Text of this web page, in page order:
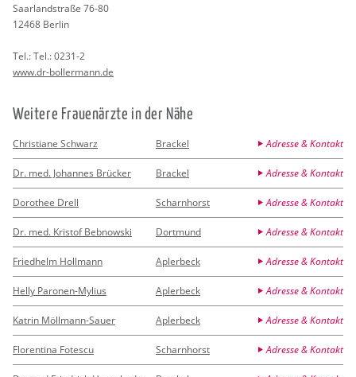
Saar­land­stra­ße 76-80
12468 Ber­lin
Tel.:Tel.: 0231-2
www.​dr-​bollermann.​de
Wei­te­re Frau­en­ärz­te in der Nähe
Christiane Schwarz Brackel Adresse & Kontakt
Dr. med. Johannes Brücker Brackel Adresse & Kontakt
Dorothee Drell Scharnhorst Adresse & Kontakt
Dr. med. Kristof Bebnowski Dortmund Adresse & Kontakt
Friedhelm Hollmann Aplerbeck Adresse & Kontakt
Helly Paronen-Mylius Aplerbeck Adresse & Kontakt
Katrin Möllmann-Sauer Aplerbeck Adresse & Kontakt
Florentina Fotescu Scharnhorst Adresse & Kontakt